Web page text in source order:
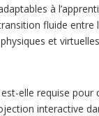
à
fluide entre
physiques et
elle requise pour
interactive